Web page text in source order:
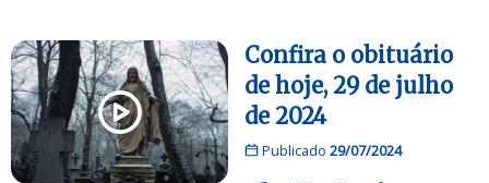
Confira o obituário
de hoje, 29 de julho
de 2024
Publicado 29/07/2024